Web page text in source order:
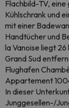
Flachbild-TV,
Kühlschrank und
mit einer
Handtücher und
la Vanoise liegt
Grand Sud
Flughafen
Appartement
In dieser
Junggesellen-/